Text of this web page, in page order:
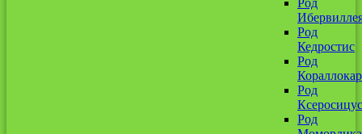
Род
Род
Кедростис
Род
Род
Ксеросицус
Род